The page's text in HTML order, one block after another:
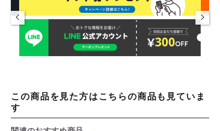
この商品を見た方はこちらの商品も見ていま
す